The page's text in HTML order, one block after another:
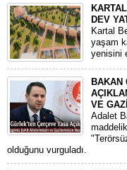
DEV
Kartal
yaşam
yenisini
BAKAN
VE
Adalet
olduğunu vurguladı.